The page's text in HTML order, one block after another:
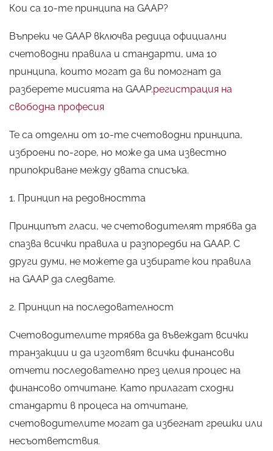
Кои са 10-те принципа на GAAP?
Въпреки че GAAP включва редица официални
счетоводни правила и стандарти, има 10
принципа, които могат да ви помогнат да
разберете мисията на GAAP.регистрация на
свободна професия
Те са отделни от 10-те счетоводни принципа,
изброени по-горе, но може да има известно
припокриване между двата списъка.
1. Принцип на редовността
Принципът гласи, че счетоводителят трябва да
спазва всички правила и разпоредби на GAAP. С
други думи, не можете да избирате кои правила
на GAAP да следвате.
2. Принцип на последователност
Счетоводителите трябва да въвеждат всички
транзакции и да изготвят всички финансови
отчети последователно през целия процес на
финансово отчитане. Като прилагат сходни
стандарти в процеса на отчитане,
счетоводителите могат да избегнат грешки или
несъответствия.